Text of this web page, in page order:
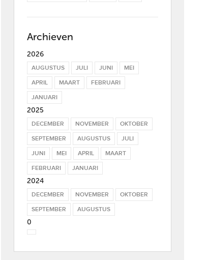
Archieven
2026
AUGUSTUS JULI JUNI
MEI
APRIL
MAART
FEBRUARI
JANUARI
2025
DECEMBER NOVEMBER
OKTOBER
SEPTEMBER
AUGUSTUS
JULI
JUNI
MEI APRIL
MAART
FEBRUARI
JANUARI
2024
DECEMBER NOVEMBER
OKTOBER
SEPTEMBER
AUGUSTUS
0